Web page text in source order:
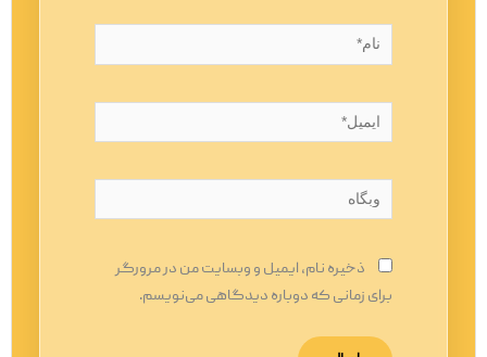
نام*
ایمیل*
وبگاه
ذخیره نام، ایمیل و وبسایت من در مرورگر
برای زمانی که دوباره دیدگاهی می‌نویسم.